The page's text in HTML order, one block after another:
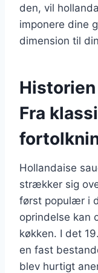
den, vil
imponere dine
dimension til
Fra
Hollandaise
strækker sig
først populær i
oprindelse kan
køkken. I det
en fast
blev hurtigt